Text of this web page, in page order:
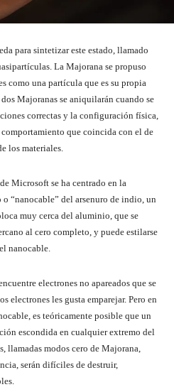
para sintetizar este estado, llamado
La Majorana se propuso
como una partícula que es su propia
Majoranas se aniquilarán cuando se
correctas y la configuración física,
que coincida con el de
los materiales.
Microsoft se ha centrado en la
“nanocable” del arsenuro de indio, un
muy cerca del aluminio, que se
al cero completo, y puede estilarse
nanocable.
electrones no apareados que se
electrones les gusta emparejar. Pero en
es teóricamente posible que un
escondida en cualquier extremo del
llamadas modos cero de Majorana,
serán difíciles de destruir,